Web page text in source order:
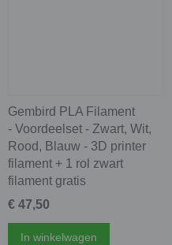
Gembird PLA Filament
- Voordeelset - Zwart, Wit,
Rood, Blauw - 3D printer
filament + 1 rol zwart
filament gratis
€ 47,50
In winkelwagen